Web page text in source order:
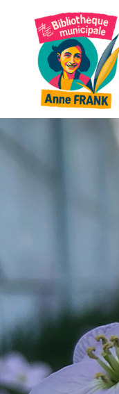
contenu
principal